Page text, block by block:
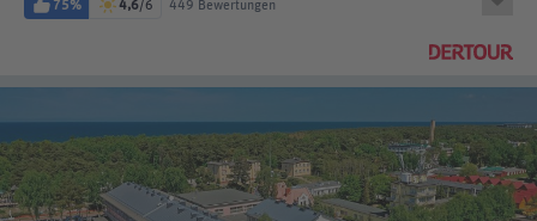
75% 4,6/6 449 Bewertungen